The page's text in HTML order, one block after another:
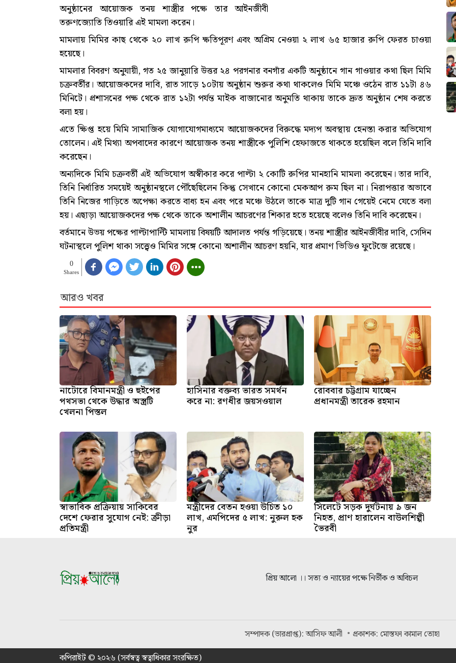
অনুষ্ঠানের আয়োজক তনয় শাস্ত্রীর পক্ষে তার আইনজীবী
তরুণজ্যোতি তিওয়ারি এই মামলা করেন।
মামলায় মিমির কাছ থেকে ২০ লাখ রুপি ক্ষতিপূরণ এবং অগ্রিম নেওয়া ২ লাখ ৬৫ হাজার রুপি ফেরত চাওয়া
হয়েছে।
মামলার বিবরণ অনুযায়ী, গত ২৫ জানুয়ারি উত্তর ২৪ পরগনার বনগাঁর একটি অনুষ্ঠানে গান গাওয়ার কথা ছিল মিমি
চক্রবর্তীর। আয়োজকদের দাবি, রাত সাড়ে ১০টায় অনুষ্ঠান শুরুর কথা থাকলেও মিমি মঞ্চে ওঠেন রাত ১১টা ৪৬
মিনিটে। প্রশাসনের পক্ষ থেকে রাত ১২টা পর্যন্ত মাইক বাজানোর অনুমতি থাকায় তাকে দ্রুত অনুষ্ঠান শেষ করতে
বলা হয়।
এতে ক্ষিপ্ত হয়ে মিমি সামাজিক যোগাযোগমাধ্যমে আয়োজকদের বিরুদ্ধে মদ্যপ অবস্থায় হেনস্তা করার অভিযোগ
তোলেন। এই মিথ্যা অপবাদের কারণে আয়োজক তনয় শাস্ত্রীকে পুলিশি হেফাজতে থাকতে হয়েছিল বলে তিনি দাবি
করেছেন।
অন্যদিকে মিমি চক্রবর্তী এই অভিযোগ অস্বীকার করে পাল্টা ২ কোটি রুপির মানহানি মামলা করেছেন। তার দাবি,
তিনি নির্ধারিত সময়েই অনুষ্ঠানস্থলে পৌঁছেছিলেন কিন্তু সেখানে কোনো মেকআপ রুম ছিল না। নিরাপত্তার অভাবে
তিনি নিজের গাড়িতে অপেক্ষা করতে বাধ্য হন এবং পরে মঞ্চে উঠলে তাকে মাত্র দুটি গান গেয়েই নেমে যেতে বলা
হয়। এছাড়া আয়োজকদের পক্ষ থেকে তাকে অশালীন আচরণের শিকার হতে হয়েছে বলেও তিনি দাবি করেছেন।
বর্তমানে উভয় পক্ষের পাল্টাপাল্টি মামলায় বিষয়টি আদালত পর্যন্ত গড়িয়েছে। তনয় শাস্ত্রীর আইনজীবীর দাবি, সেদিন
ঘটনাস্থলে পুলিশ থাকা সত্ত্বেও মিমির সঙ্গে কোনো অশালীন আচরণ হয়নি, যার প্রমাণ ভিডিও ফুটেজে রয়েছে।
0
Shares
আরও খবর
নাটোরে বিমানমন্ত্রী ও হুইপের
পথসভা থেকে উদ্ধার অস্ত্রটি
খেলনা পিস্তল
হাসিনার বক্তব্য ভারত সমর্থন
করে না: রণধীর জয়সওয়াল
রোববার চট্টগ্রাম যাচ্ছেন
প্রধানমন্ত্রী তারেক রহমান
স্বাভাবিক প্রক্রিয়ায় সাকিবের
দেশে ফেরার সুযোগ নেই: ক্রীড়া
প্রতিমন্ত্রী
মন্ত্রীদের বেতন হওয়া উচিত ১০
লাখ, এমপিদের ৫ লাখ: নুরুল হক
নুর
সিলেটে সড়ক দুর্ঘটনায় ৯ জন
নিহত, প্রাণ হারালেন বাউলশিল্পী
ভৈরবী
প্রিয় আলো ।। সত্য ও ন্যায়ের পক্ষে নির্ভীক ও অবিচল
সম্পাদক (ভারপ্রাপ্ত): আসিফ আলী
প্রকাশক: মোস্তফা কামাল তোহা
কপিরাইট © ২০২৬ (সর্বস্বত্ব স্বত্বাধিকার সংরক্ষিত)